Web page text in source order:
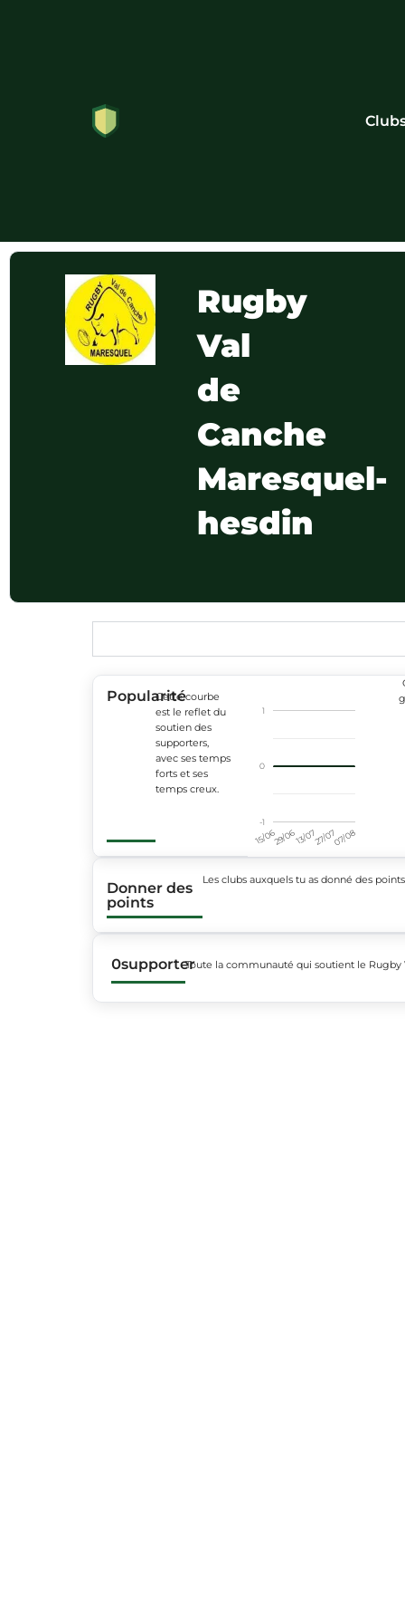
Rugby
Val
de
Canche
Maresquel-
hesdin
PopularitéCette courbe
est le reflet du
soutien des
supporters,
avec ses temps
forts et ses
temps creux.
15/0629/0613/0727/0707/08
-1
0
1
Donner des
points
Les clubs auxquels tu as donné des points
0supporterToute la communauté qui soutient le Rugby